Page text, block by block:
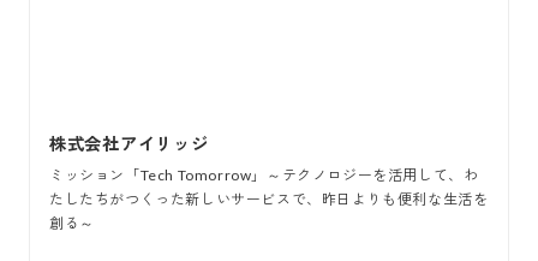
株式会社アイリッジ
ミッション「Tech Tomorrow」～テクノロジーを活用して、わ
たしたちがつくった新しいサービスで、昨日よりも便利な生活を
創る～